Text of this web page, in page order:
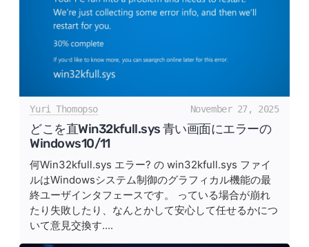
Yuri Thomopso November 27, 2025
どこを直Win32kfull.sys 青い画面にエラーの
Windows10/11
何Win32kfull.sys エラー? の win32kfull.sys ファイ
ルはWindowsシステム制御のグラフィカル機能の最
終ユーザインタフェースです。 っている場合が崩れ
たり失敗したり、なんとかして安心して任せるかにつ
いて意見交換す....